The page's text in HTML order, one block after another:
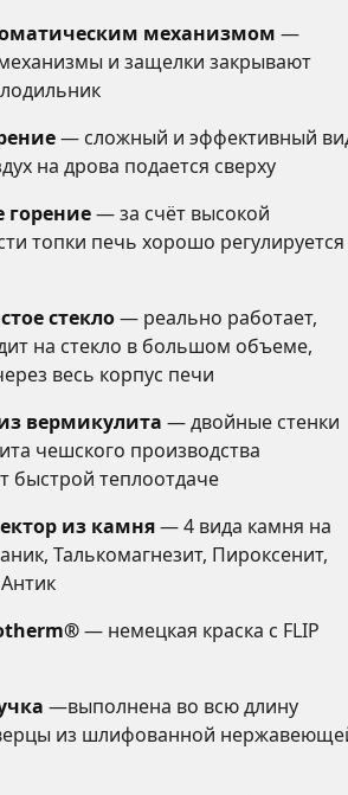
механизмом —
и защелки закрывают
— сложный и эффективный
на дрова подается сверху
горение— за счёт высокой
топки печь хорошо
стекло— реально работает,
на стекло в большом объеме,
весь корпус печи
вермикулита — двойные стенки
чешского производства
быстрой теплоотдаче
из камня— 4 вида камня на
Талькомагнезит, Пироксенит,
— немецкая краска с FLIP
—выполнена во всю длину
из шлифованной